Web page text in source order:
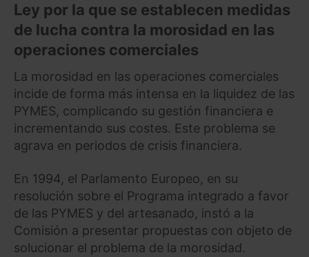
Ley por la que se establecen medidas
de lucha contra la morosidad en las
operaciones comerciales
La morosidad en las operaciones comerciales
incide de forma más intensa en la liquidez de las
PYMES, complicando su gestión financiera e
incrementando sus costes. Este problema se
agrava en periodos de crisis financiera.
En 1994, el Parlamento Europeo, en su
resolución sobre el Programa integrado a favor
de las PYMES y del artesanado, instó a la
Comisión a presentar propuestas con objeto de
solucionar el problema de la morosidad.